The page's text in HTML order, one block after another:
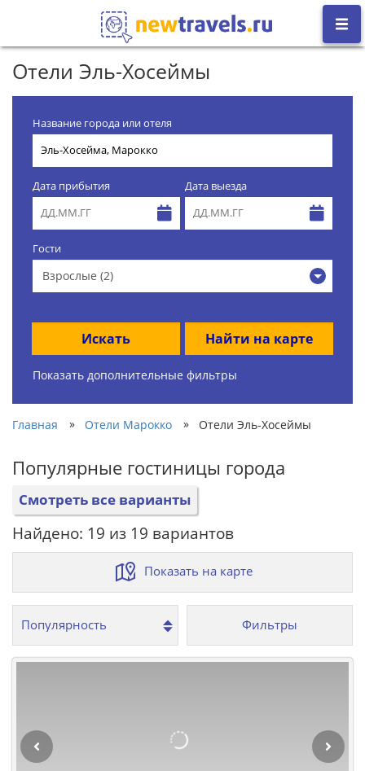
Отели Эль-Хосеймы
Название города или отеля
Дата прибытия Дата выезда
Гости
Взрослые (2)
Искать Найти на карте
Показать дополнительные фильтры
Главная » Отели Марокко » Отели Эль-Хосеймы
Популярные гостиницы города
Смотреть все варианты
Найдено: 19 из 19 вариантов
Показать на карте
Фильтры